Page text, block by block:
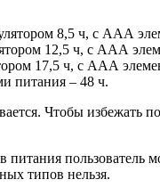
8,5 ч, с ААА
12,5 ч, с ААА
17,5 ч, с ААА
питания – 48 ч.
Чтобы избежать
питания
типов нельзя.